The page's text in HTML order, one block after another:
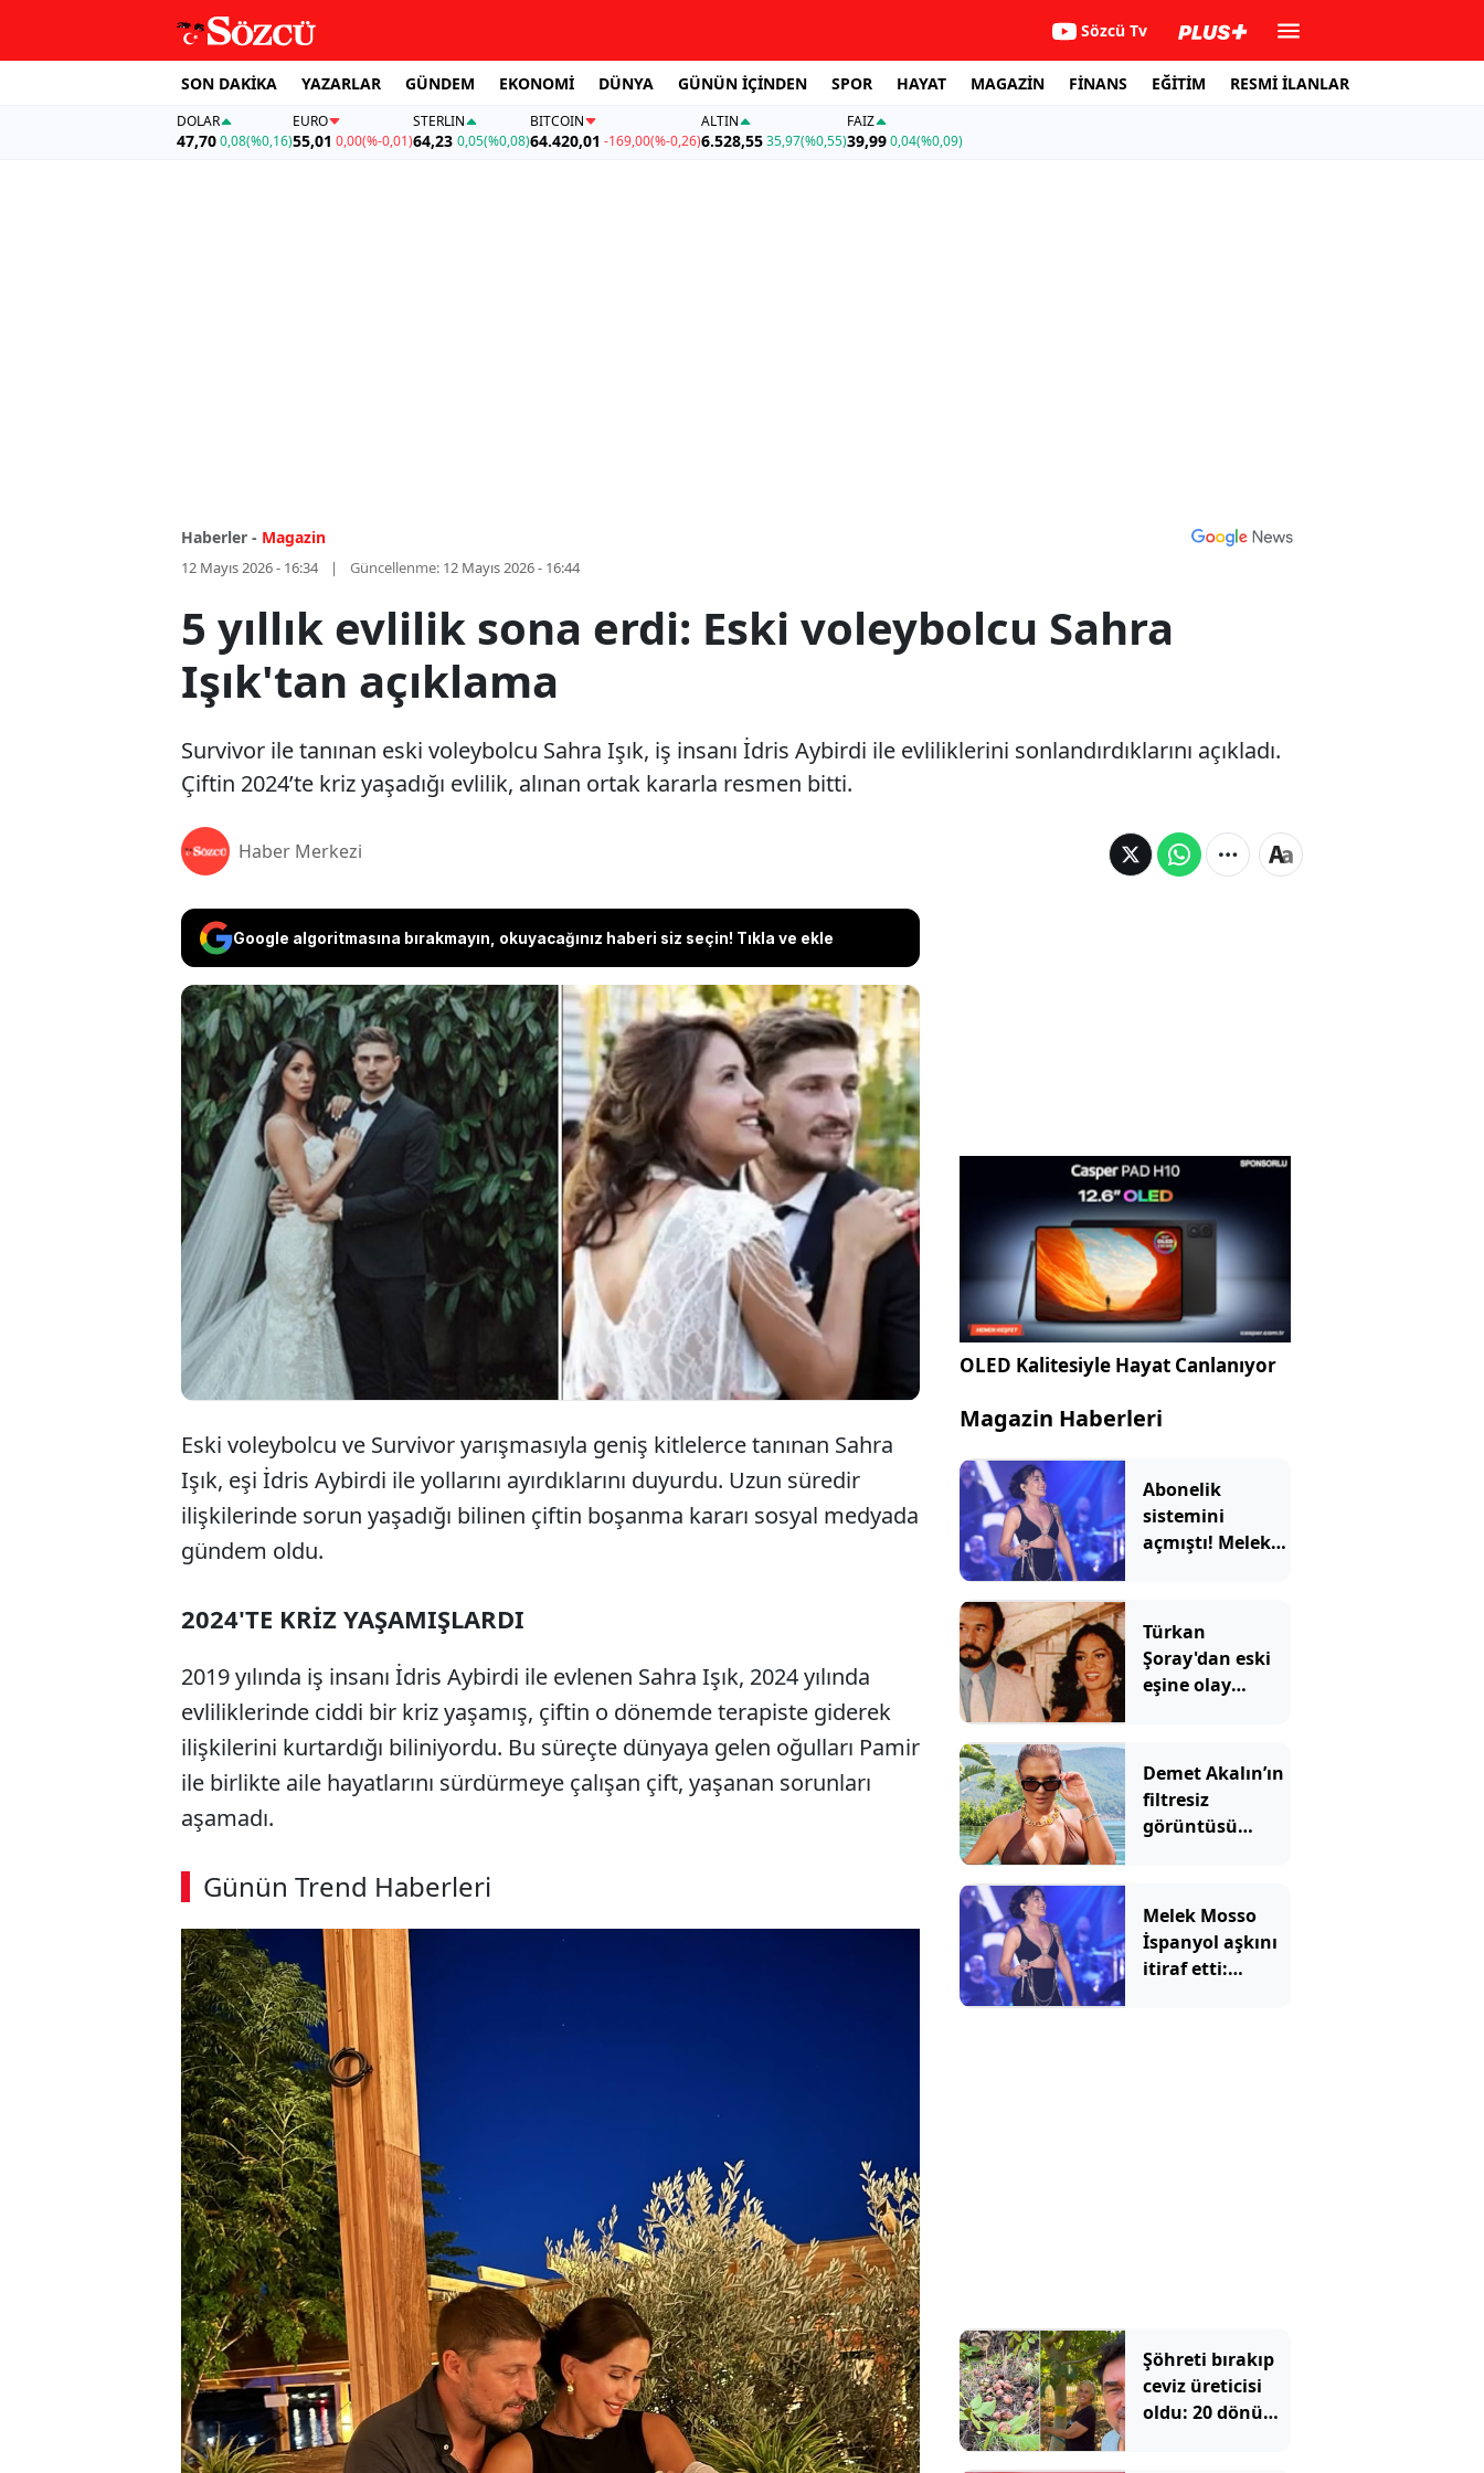
Sözcü Tv
SON DAKİKA YAZARLAR GÜNDEM EKONOMİ DÜNYA GÜNÜN İÇİNDEN SPOR HAYAT MAGAZİN FİNANS EĞİTİM RESMİ İLANLAR
DOLAR
47,700,08(%0,16)
EURO
55,01 0,00(%-0,01)
STERLIN
64,23 0,05(%0,08)
BITCOIN
64.420,01 -169,00(%-0,26)
ALTIN
6.528,5535,97(%0,55)
FAİZ
39,990,04(%0,09)
Haberler - Magazin
12 Mayıs 2026 - 16:34 Güncellenme: 12 Mayıs 2026 - 16:44
5 yıllık evlilik sona erdi: Eski voleybolcu Sahra
Işık'tan açıklama
Survivor ile tanınan eski voleybolcu Sahra Işık, iş insanı İdris Aybirdi ile evliliklerini sonlandırdıklarını açıkladı.
Çiftin 2024’te kriz yaşadığı evlilik, alınan ortak kararla resmen bitti.
Haber Merkezi
Google algoritmasına bırakmayın, okuyacağınız haberi siz seçin! Tıkla ve ekle
Survivor ile tanınan eski voleybolcu Sahra Işık, iş insanı
İdris Aybirdi ile evliliklerini sonlandırdıklarını açıkladı. Çiftin
2024’te kriz yaşadığı evlilik, alınan ortak kararla resmen
bitti.
Eski voleybolcu ve Survivor yarışmasıyla geniş kitlelerce tanınan Sahra
Işık, eşi İdris Aybirdi ile yollarını ayırdıklarını duyurdu. Uzun süredir
ilişkilerinde sorun yaşadığı bilinen çiftin boşanma kararı sosyal medyada
gündem oldu.
2024'TE KRİZ YAŞAMIŞLARDI
2019 yılında iş insanı İdris Aybirdi ile evlenen Sahra Işık, 2024 yılında
evliliklerinde ciddi bir kriz yaşamış, çiftin o dönemde terapiste giderek
ilişkilerini kurtardığı biliniyordu. Bu süreçte dünyaya gelen oğulları Pamir
ile birlikte aile hayatlarını sürdürmeye çalışan çift, yaşanan sorunları
aşamadı.
Günün Trend Haberleri
OLED Kalitesiyle Hayat Canlanıyor
Magazin Haberleri
Abonelik
sistemini
açmıştı! Melek
çıktı
Türkan
Şoray'dan eski
eşine olay
gecikmedi
Demet Akalın’ın
filtresiz
görüntüsü
Melek Mosso
İspanyol aşkını
itiraf etti:
Şöhreti bırakıp
ceviz üreticisi
oldu: 20 dönüm